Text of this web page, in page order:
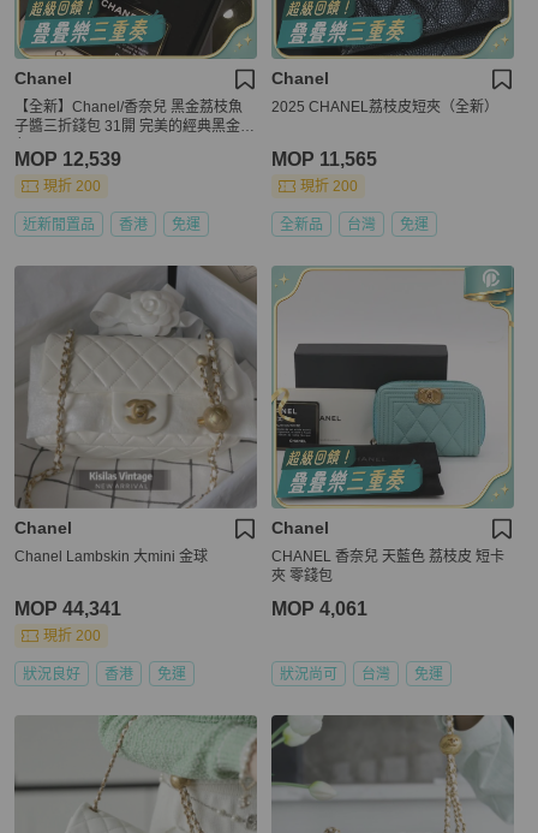
Chanel
【全新】Chanel/香奈兒 黑金荔枝魚
子醬三折錢包 31開 完美的經典黑金配
MOP 12,539
現折 200
近新閒置品 香港 免運
Chanel
2025 CHANEL荔枝皮短夾（全新）
MOP 11,565
現折 200
全新品 台灣 免運
Chanel
Chanel Lambskin 大mini 金球
MOP 44,341
現折 200
狀況良好 香港 免運
Chanel
CHANEL 香奈兒 天藍色 荔枝皮 短卡
夾 零錢包
MOP 4,061
狀況尚可 台灣 免運